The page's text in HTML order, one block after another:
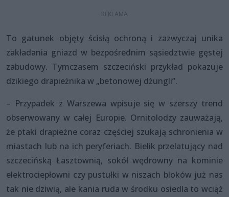
To gatunek objęty ścisłą ochroną i zazwyczaj unika
zakładania gniazd w bezpośrednim sąsiedztwie gęstej
zabudowy. Tymczasem szczeciński przykład pokazuje
dzikiego drapieżnika w „betonowej dżungli”.
– Przypadek z Warszewa wpisuje się w szerszy trend
obserwowany w całej Europie. Ornitolodzy zauważają,
że ptaki drapieżne coraz częściej szukają schronienia w
miastach lub na ich peryferiach. Bielik przelatujący nad
szczecińską Łasztownią, sokół wędrowny na kominie
elektrociepłowni czy pustułki w niszach bloków już nas
tak nie dziwią, ale kania ruda w środku osiedla to wciąż